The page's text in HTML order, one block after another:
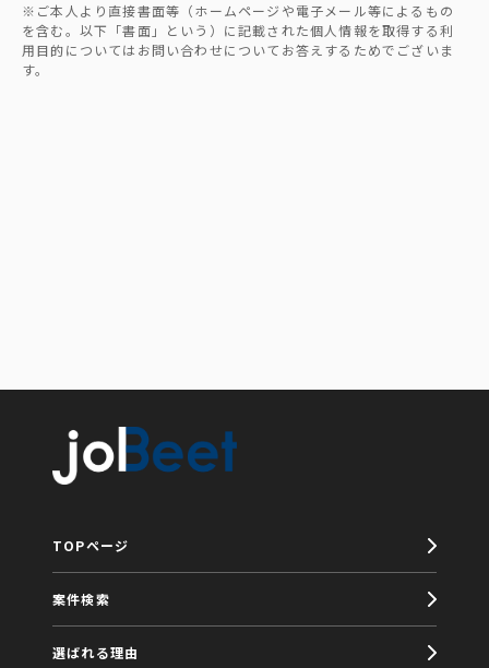
※ご本人より直接書面等（ホームページや電子メール等によるもの
を含む。以下「書面」という）に記載された個人情報を取得する利
用目的についてはお問い合わせについてお答えするためでございま
す。
TOPページ
案件検索
選ばれる理由